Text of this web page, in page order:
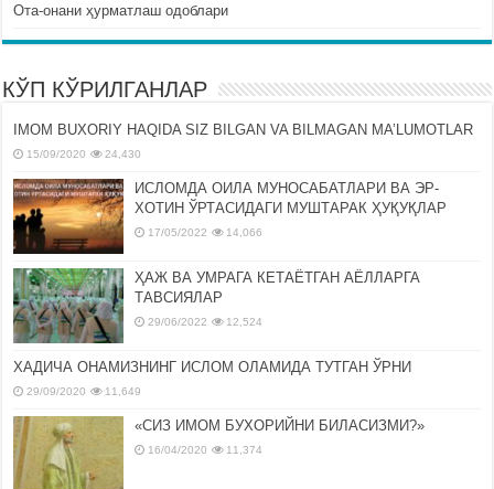
Ота-онани ҳурматлаш одоблари
КЎП КЎРИЛГАНЛАР
IMOM BUXORIY HAQIDA SIZ BILGAN VA BILMAGAN MA’LUMOTLAR
15/09/2020 24,430
ИСЛОМДА ОИЛА МУНОСАБАТЛАРИ ВА ЭР-
ХОТИН ЎРТАСИДАГИ МУШТАРАК ҲУҚУҚЛАР
17/05/2022 14,066
ҲАЖ ВА УМРАГА КЕТАЁТГАН АЁЛЛАРГА
ТАВСИЯЛАР
29/06/2022 12,524
ХАДИЧА ОНАМИЗНИНГ ИСЛОМ ОЛАМИДА ТУТГАН ЎРНИ
29/09/2020 11,649
«СИЗ ИМОМ БУХОРИЙНИ БИЛАСИЗМИ?»
16/04/2020 11,374